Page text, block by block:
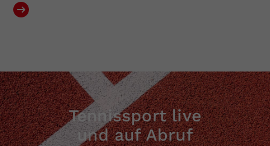
Tennissport live
und auf Abruf